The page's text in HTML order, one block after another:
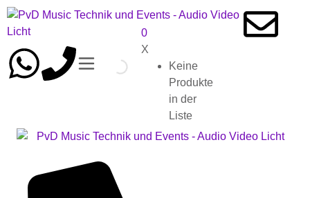
0
X
Keine
Produkte
in der
Liste